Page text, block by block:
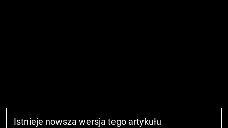
Istnieje nowsza wersja tego artykułu